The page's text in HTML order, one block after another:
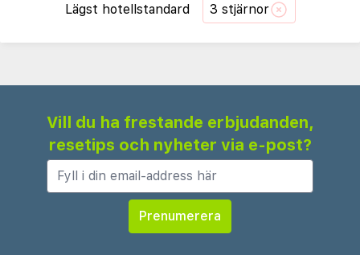
Lägst hotellstandard 3 stjärnor
Vill du ha frestande erbjudanden,
resetips och nyheter via e-post?